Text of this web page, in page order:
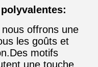
offrons une
les goûts et
motifs
une touche